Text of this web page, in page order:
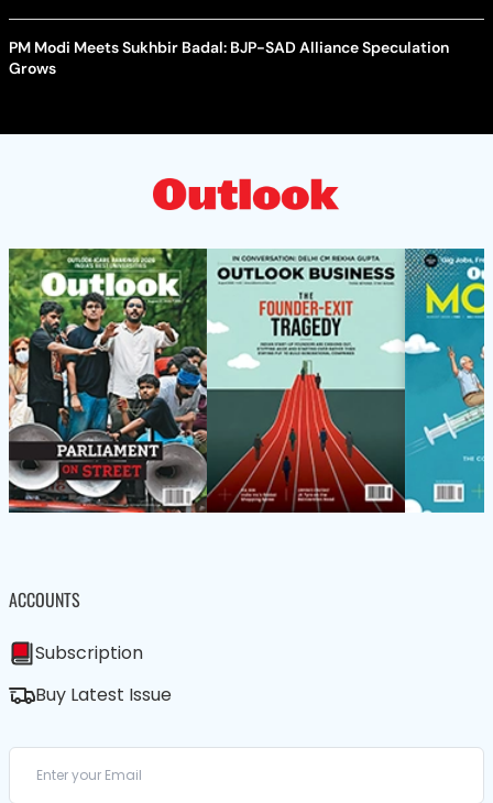
PM Modi Meets Sukhbir Badal: BJP-SAD Alliance Speculation
Grows
ACCOUNTS
Subscription
Buy Latest Issue